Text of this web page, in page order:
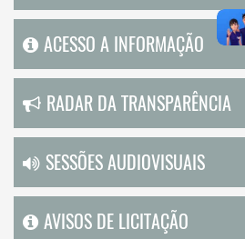
ACESSO A INFORMAÇÃO
RADAR DA TRANSPARÊNCIA
SESSÕES AUDIOVISUAIS
AVISOS DE LICITAÇÃO